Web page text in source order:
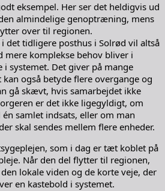
eksempel. Her ser det heldigvis ud
almindelige genoptræning, mens
over til regionen.
det tidligere posthus i Solrød vil altså
mere komplekse behov bliver i
i systemet. Det giver på mange
også betyde flere overgange og
gå skævt, hvis samarbejdet ikke
er det ikke ligegyldigt, om
samlet indsats, eller om man
skal sendes mellem flere enheder.
som i dag er tæt koblet på
Når den del flytter til regionen,
lokale viden og de korte veje, der
en kastebold i systemet.